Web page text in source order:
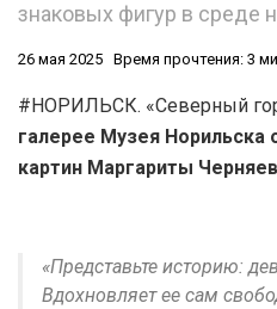
знаковых фигур в среде
26 мая 2025 Время прочтения: 3
#НОРИЛЬСК. «Северный
галерее Музея Норильска
картин Маргариты
«Представьте историю:
Вдохновляет ее сам